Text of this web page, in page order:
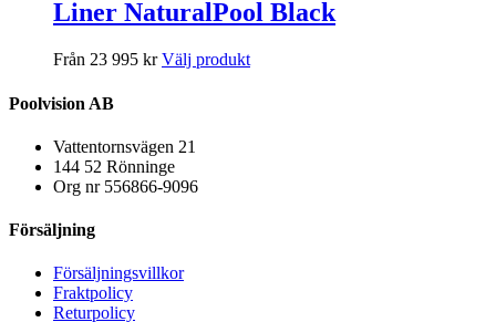
Liner NaturalPool Black
Från 23 995 kr Välj produkt
Poolvision AB
Vattentornsvägen 21
144 52 Rönninge
Org nr 556866-9096
Försäljning
Försäljningsvillkor
Fraktpolicy
Returpolicy